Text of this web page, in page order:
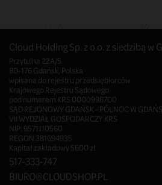
Cloud Holding Sp. z o.o. z siedzibą w
Przytulna 22A/5
80-176 Gdańsk, Polska
wpisana do rejestru przedsiębiorców
Krajowego Rejestru Sądowego
pod numerem KRS 0000998700
SĄD REJONOWY GDAŃSK - PÓŁNOC W
VII WYDZIAŁ GOSPODARCZY KRS
NIP: 9571110560
REGON 381694935
Kapitał zakładowy 5600 zł
517-333-747
BIURO@CLOUDSHOP.PL